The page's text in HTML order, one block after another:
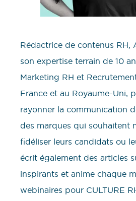
Rédactrice de contenus RH,
son expertise terrain de 10
Marketing RH et
France et au Royaume-Uni,
rayonner la communication
des marques qui souhaitent
fidéliser leurs candidats ou
écrit également des articles
inspirants et anime chaque
webinaires pour CULTURE